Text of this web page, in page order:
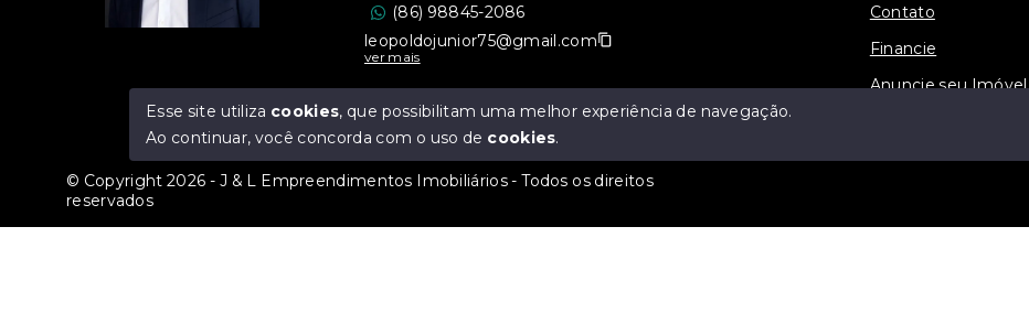
Contato
Financie
Anuncie seu Imóvel
(86) 98845-2086
leopoldojunior75@gmail.com
ver mais
© Copyright 2026 - J & L Empreendimentos Imobiliários - Todos os direitos
reservados
Esse site utiliza cookies, que possibilitam uma melhor experiência de navegação.
Ao continuar, você concorda com o uso de cookies.